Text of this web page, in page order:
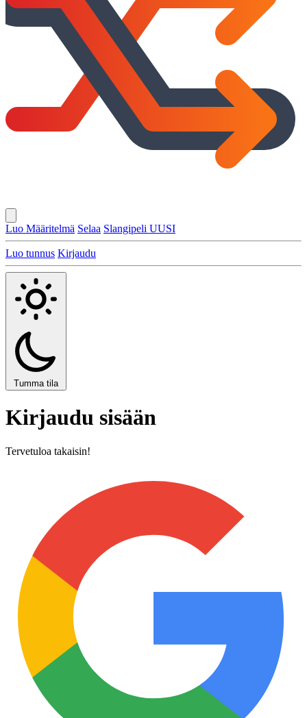
Luo Määritelmä Selaa Slangipeli UUSI
Luo tunnus Kirjaudu
Tumma tila
Kirjaudu sisään
Tervetuloa takaisin!